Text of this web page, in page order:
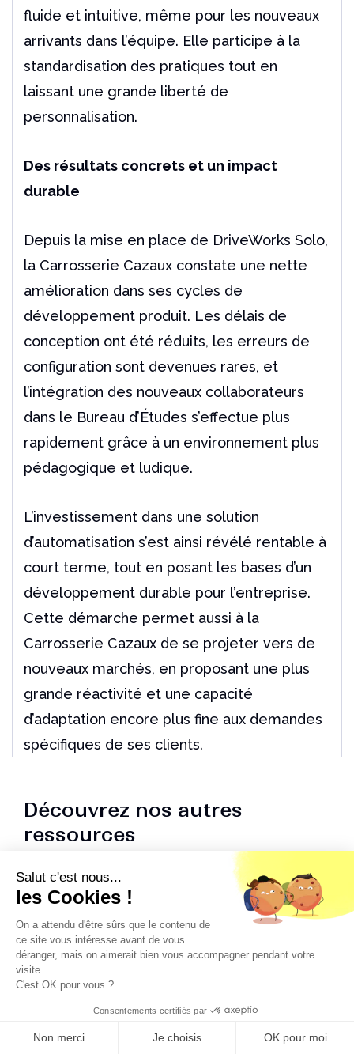
fluide et intuitive, même pour les nouveaux
arrivants dans l’équipe. Elle participe à la
standardisation des pratiques tout en
laissant une grande liberté de
personnalisation.
Des résultats concrets et un impact
durable
Depuis la mise en place de DriveWorks Solo,
la Carrosserie Cazaux constate une nette
amélioration dans ses cycles de
développement produit. Les délais de
conception ont été réduits, les erreurs de
configuration sont devenues rares, et
l’intégration des nouveaux collaborateurs
dans le Bureau d’Études s’effectue plus
rapidement grâce à un environnement plus
pédagogique et ludique.
L’investissement dans une solution
d’automatisation s’est ainsi révélé rentable à
court terme, tout en posant les bases d’un
développement durable pour l’entreprise.
Cette démarche permet aussi à la
Carrosserie Cazaux de se projeter vers de
nouveaux marchés, en proposant une plus
grande réactivité et une capacité
d’adaptation encore plus fine aux demandes
spécifiques de ses clients.
Découvrez nos autres
ressources
Salut c'est nous...
les Cookies !
On a attendu d'être sûrs que le contenu de
ce site vous intéresse avant de vous
déranger, mais on aimerait bien vous accompagner pendant votre
visite...
C'est OK pour vous ?
Consentements certifiés par
Non merci Je choisis OK pour moi